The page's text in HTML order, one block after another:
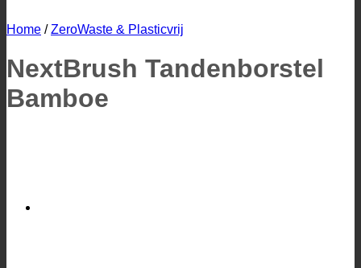
Home / ZeroWaste & Plasticvrij
NextBrush Tandenborstel
Bamboe